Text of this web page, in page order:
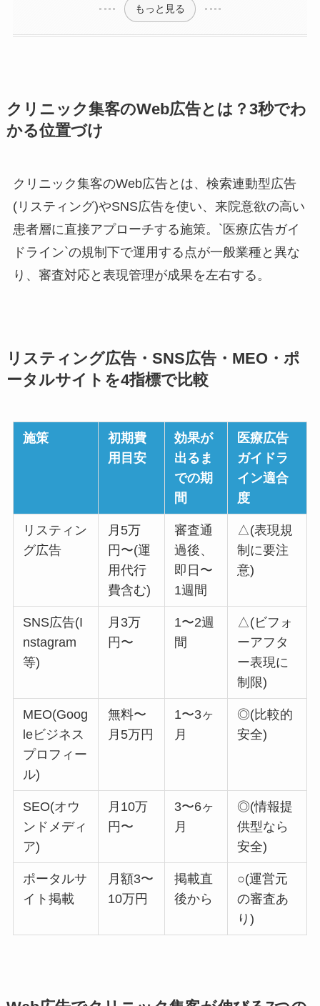
もっと見る
クリニック集客のWeb広告とは？3秒でわ
かる位置づけ
クリニック集客のWeb広告とは、検索連動型広告
(リスティング)やSNS広告を使い、来院意欲の高い
患者層に直接アプローチする施策。`医療広告ガイ
ドライン`の規制下で運用する点が一般業種と異な
り、審査対応と表現管理が成果を左右する。
リスティング広告・SNS広告・MEO・ポ
ータルサイトを4指標で比較
施策
初期費
用目安
効果が
出るま
での期
間
医療広告
ガイドラ
イン適合
度
リスティン
グ広告
月5万
円〜(運
用代行
費含む)
審査通
過後、
即日〜
1週間
△(表現規
制に要注
意)
SNS広告(I
nstagram
等)
月3万
円〜
1〜2週
間
△(ビフォ
ーアフタ
ー表現に
制限)
MEO(Goog
leビジネス
プロフィー
ル)
無料〜
月5万円
1〜3ヶ
月
◎(比較的
安全)
SEO(オウ
ンドメディ
ア)
月10万
円〜
3〜6ヶ
月
◎(情報提
供型なら
安全)
ポータルサ
イト掲載
月額3〜
10万円
掲載直
後から
○(運営元
の審査あ
り)